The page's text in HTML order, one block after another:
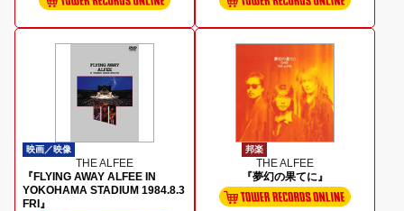
映画／映像
THE ALFEE
『FLYING AWAY ALFEE IN
YOKOHAMA STADIUM 1984.8.3
FRI』
邦楽
THE ALFEE
『夢幻の果てに』